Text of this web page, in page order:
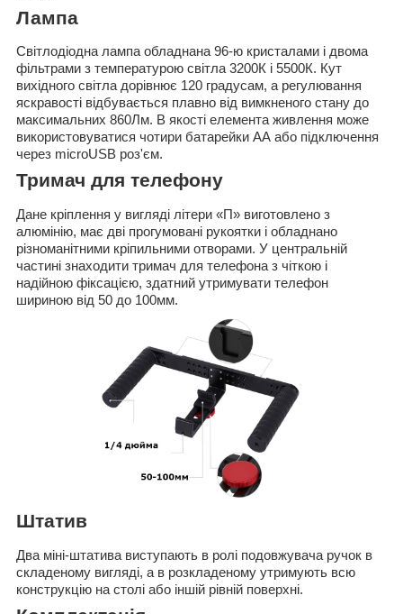
Лампа
Світлодіодна лампа обладнана 96-ю кристалами і двома
фільтрами з температурою світла 3200К і 5500К. Кут
вихідного світла дорівнює 120 градусам, а регулювання
яскравості відбувається плавно від вимкненого стану до
максимальних 860Лм. В якості елемента живлення може
використовуватися чотири батарейки АА або підключення
через microUSB роз'єм.
Тримач для телефону
Дане кріплення у вигляді літери «П» виготовлено з
алюмінію, має дві прогумовані рукоятки і обладнано
різноманітними кріпильними отворами. У центральній
частині знаходити тримач для телефона з чіткою і
надійною фіксацією, здатний утримувати телефон
шириною від 50 до 100мм.
Штатив
Два міні-штатива виступають в ролі подовжувача ручок в
складеному вигляді, а в розкладеному утримують всю
конструкцію на столі або іншій рівній поверхні.